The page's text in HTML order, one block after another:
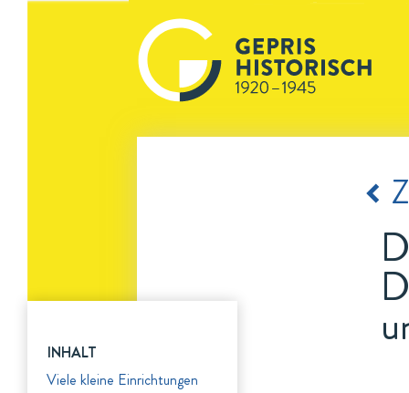
INHALT
Viele kleine Einrichtungen